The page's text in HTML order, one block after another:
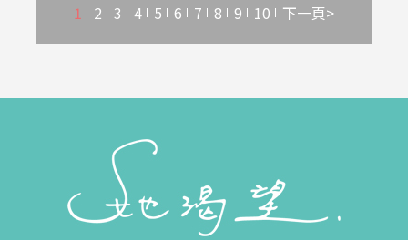
1 2 3 4 5 6 7 8 9 10 下一頁>